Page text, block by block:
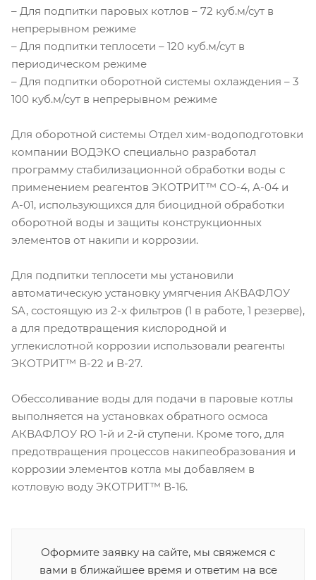
– Для подпитки паровых котлов – 72 куб.м/сут в
непрерывном режиме
– Для подпитки теплосети – 120 куб.м/сут в
периодическом режиме
– Для подпитки оборотной системы охлаждения – 3
100 куб.м/сут в непрерывном режиме
Для оборотной системы Отдел хим-водоподготовки
компании ВОДЭКО специально разработал
программу стабилизационной обработки воды с
применением реагентов ЭКОТРИТ™ СО-4, А-04 и
А-01, использующихся для биоцидной обработки
оборотной воды и защиты конструкционных
элементов от накипи и коррозии.
Для подпитки теплосети мы установили
автоматическую установку умягчения АКВАФЛОУ
SA, состоящую из 2-х фильтров (1 в работе, 1 резерве),
а для предотвращения кислородной и
углекислотной коррозии использовали реагенты
ЭКОТРИТ™ В-22 и В-27.
Обессоливание воды для подачи в паровые котлы
выполняется на установках обратного осмоса
АКВАФЛОУ RO 1-й и 2-й ступени. Кроме того, для
предотвращения процессов накипеобразования и
коррозии элементов котла мы добавляем в
котловую воду ЭКОТРИТ™ В-16.
Оформите заявку на сайте, мы свяжемся с
вами в ближайшее время и ответим на все